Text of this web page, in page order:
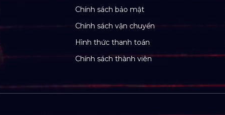
Chính sách bảo mật
Chính sách vận chuyển
Hình thức thanh toán
Chính sách thành viên